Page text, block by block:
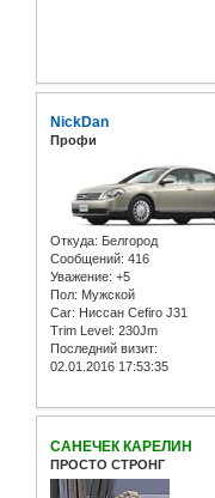
NickDan
Профи
Откуда: Белгород
Сообщений: 416
Уважение: +5
Пол: Мужской
Car: Ниссан Cefiro J31
Trim Level: 230Jm
Последний визит:
02.01.2016 17:53:35
САНЕЧЕК КАРЕЛИН
ПРОСТО СТРОНГ